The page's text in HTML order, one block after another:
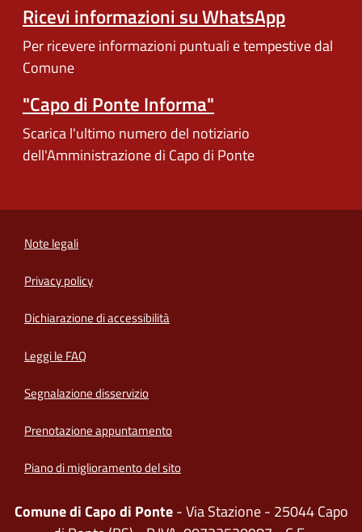
Ricevi informazioni su WhatsApp
Per ricevere informazioni puntuali e tempestive dal
Comune
"Capo di Ponte Informa"
Scarica l'ultimo numero del notiziario
dell'Amministrazione di Capo di Ponte
Note legali
Privacy policy
Dichiarazione di accessibilità
Leggi le FAQ
Segnalazione disservizio
Prenotazione appuntamento
Piano di miglioramento del sito
Comune di Capo di Ponte- Via Stazione - 25044 Capo